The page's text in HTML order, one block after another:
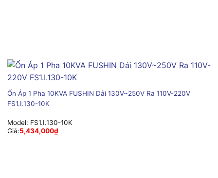
Ổn Áp 1 Pha 10KVA FUSHIN Dải 130V~250V Ra 110V-220V
FS1.I.130-10K
Model: FS1.I.130-10K
Giá:5,434,000₫